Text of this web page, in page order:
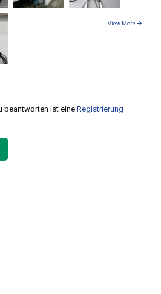
View More
beantworten ist eine Registrierung